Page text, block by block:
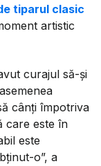
tiparul clasic
artistic
curajul să-și
cânți împotriva
care este în
este
o”, a